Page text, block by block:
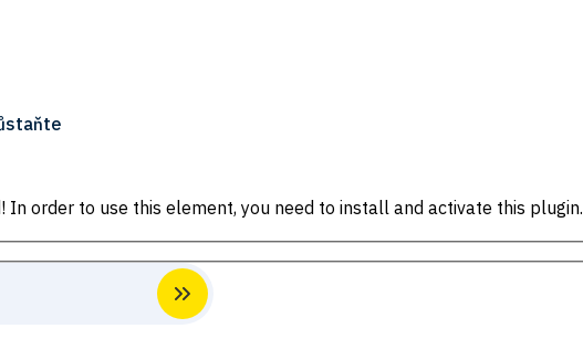
In order to use this element, you need to install and activate this plugin.